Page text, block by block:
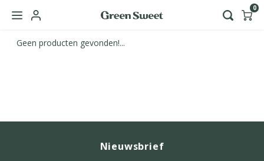
Hoofdmenu / green sweet zakelijk
0
Geen producten gevonden!...
Nieuwsbrief